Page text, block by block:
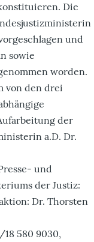
Die
und
sowie
worden.
von den drei
der
a.D. Dr.
und
der Justiz:
Dr. Thorsten
18 580 9030,